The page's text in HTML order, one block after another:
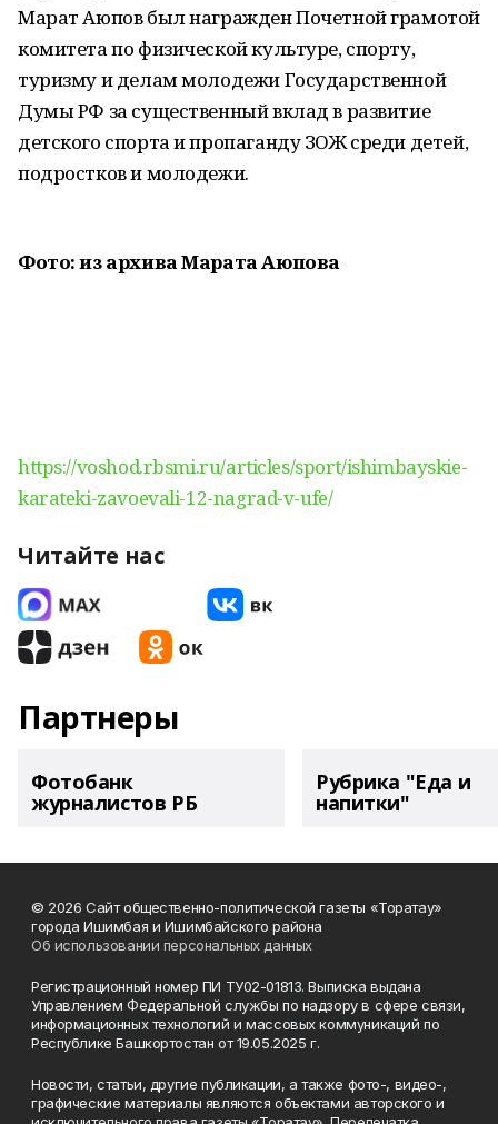
Марат Аюпов был награжден Почетной грамотой
комитета по физической культуре, спорту,
туризму и делам молодежи Государственной
Думы РФ за существенный вклад в развитие
детского спорта и пропаганду ЗОЖ среди детей,
подростков и молодежи.
Фото: из архива Марата Аюпова
https://voshod.rbsmi.ru/articles/sport/ishimbayskie-
karateki-zavoevali-12-nagrad-v-ufe/
Читайте нас
Партнеры
Фотобанк
журналистов РБ
Рубрика "Еда и
напитки"
© 2026 Сайт общественно-политической газеты «Торатау»
города Ишимбая и Ишимбайского района
Об использовании персональных данных
Регистрационный номер ПИ ТУ02-01813. Выписка выдана
Управлением Федеральной службы по надзору в сфере связи,
информационных технологий и массовых коммуникаций по
Республике Башкортостан от 19.05.2025 г.
Новости, статьи, другие публикации, а также фото-, видео-,
графические материалы являются объектами авторского и